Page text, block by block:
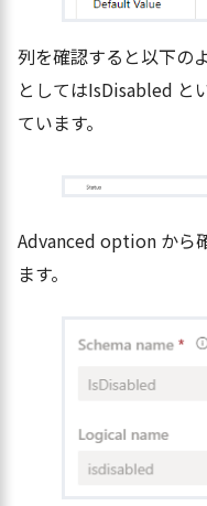
列を確認すると以下の
としてはIsDisabled と
ています。
Advanced option から
ます。